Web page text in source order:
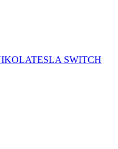
SWITCH